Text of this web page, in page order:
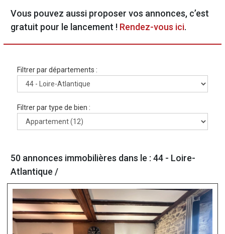
Vous pouvez aussi proposer vos annonces, c’est
gratuit pour le lancement ! Rendez-vous ici.
Filtrer par départements :
Filtrer par type de bien :
50 annonces immobilières dans le : 44 - Loire-
Atlantique /